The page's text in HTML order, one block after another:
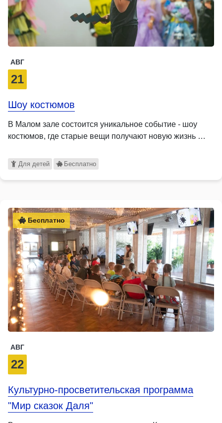
АВГ
21
Шоу костюмов
В Малом зале состоится уникальное событие - шоу
костюмов, где старые вещи получают новую жизнь …
Для детей Бесплатно
Бесплатно
АВГ
22
Культурно-просветительская программа
"Мир сказок Даля"